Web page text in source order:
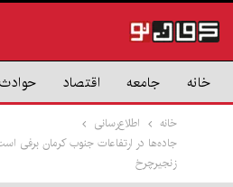
خانه جامعه اقتصاد حوادث
خانه
اطلاع‌رسانی
جاده‌ها در ارتفاعات جنوب کرمان برفی
زنجیرچرخ